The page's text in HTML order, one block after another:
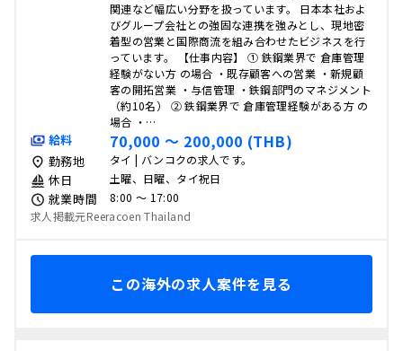
関連など幅広い分野を扱っています。 日本本社およ
びグループ会社との強固な連携を強みとし、現地密
着型の営業と国際商流を組み合わせたビジネスを行
っています。 【仕事内容】 ① 鉄鋼業界で 倉庫管理
経験がない方 の場合 ・既存顧客への営業 ・新規顧
客の開拓営業 ・与信管理 ・鉄鋼部門のマネジメント
（約10名） ② 鉄鋼業界で 倉庫管理経験がある方 の
場合 ・…
給料 70,000 〜 200,000 (THB)
勤務地 タイ | バンコクの求人です。
休日 土曜、日曜、タイ祝日
就業時間
8:00 〜 17:00
求人掲載元Reeracoen Thailand
この海外の求人案件を見る